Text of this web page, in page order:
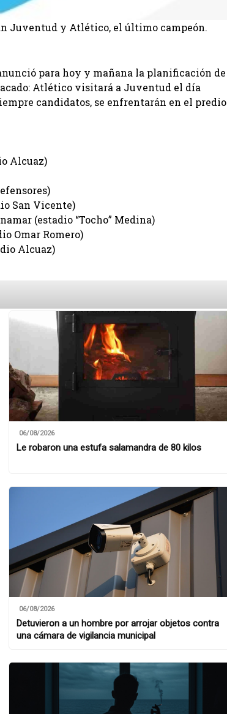
Juventud y Atlético, el último campeón.
para hoy y mañana la planificación de
Atlético visitará a Juventud el día
candidatos, se enfrentarán en el predio
Alcuaz)
San Vicente)
(estadio “Tocho” Medina)
Omar Romero)
Alcuaz)
06/08/2026
Le robaron una estufa salamandra de 80 kilos
06/08/2026
Detuvieron a un hombre por arrojar objetos contra
una cámara de vigilancia municipal